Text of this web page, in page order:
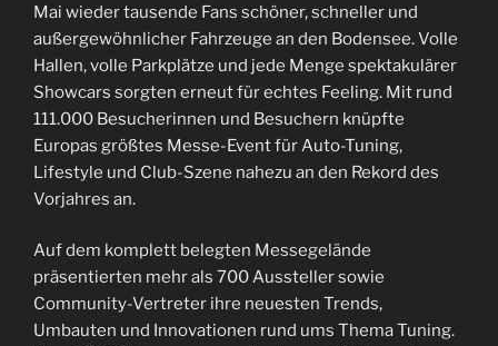
Mai wieder tausende Fans schöner, schneller und
außergewöhnlicher Fahrzeuge an den Bodensee. Volle
Hallen, volle Parkplätze und jede Menge spektakulärer
Showcars sorgten erneut für echtes Feeling. Mit rund
111.000 Besucherinnen und Besuchern knüpfte
Europas größtes Messe-Event für Auto-Tuning,
Lifestyle und Club-Szene nahezu an den Rekord des
Vorjahres an.
Auf dem komplett belegten Messegelände
präsentierten mehr als 700 Aussteller sowie
Community-Vertreter ihre neuesten Trends,
Umbauten und Innovationen rund ums Thema Tuning.